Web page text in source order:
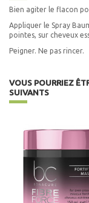
Bien agiter le flacon
Appliquer le Spray
pointes, sur cheveux
Peigner. Ne pas rincer.
VOUS POURRIEZ
SUIVANTS